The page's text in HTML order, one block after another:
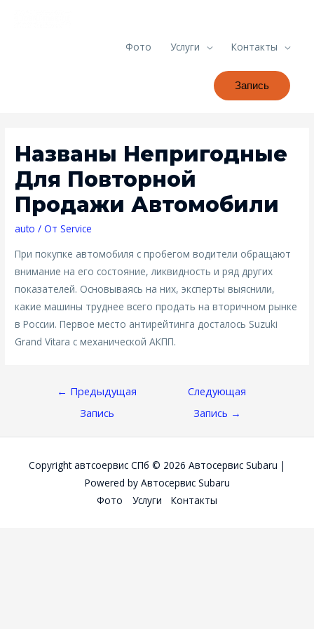
Фото Услуги Контакты
Запись
Названы Непригодные
Для Повторной
Продажи Автомобили
auto / От Service
При покупке автомобиля с пробегом водители обращают
внимание на его состояние, ликвидность и ряд других
показателей. Основываясь на них, эксперты выяснили,
какие машины труднее всего продать на вторичном рынке
в России. Первое место антирейтинга досталось Suzuki
Grand Vitara с механической АКПП.
Навигация
Записям
← Предыдущая
Запись
Следующая
Запись →
Copyright автсоервис СПб © 2026 Автосервис Subaru |
Powered by Автосервис Subaru
Фото
Услуги Контакты